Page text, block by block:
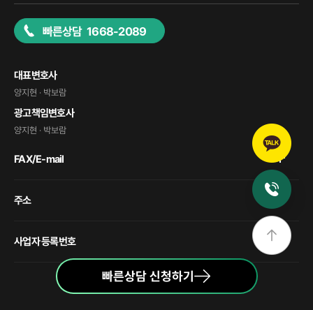
빠른상담 신청하기
빠른상담 1668-2089
대표변호사
양지현 · 박보람
광고책임변호사
양지현 · 박보람
FAX/E-mail
주소
사업자 등록번호